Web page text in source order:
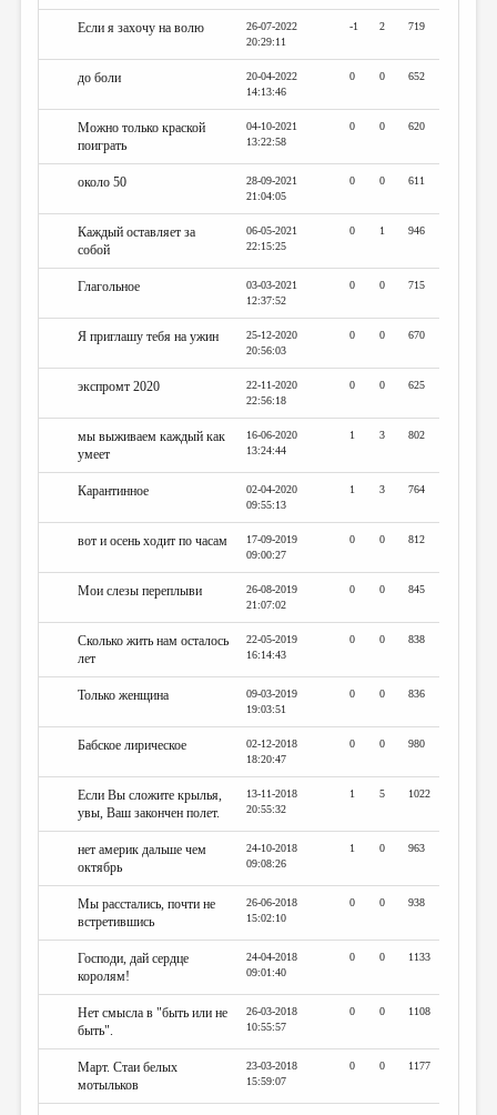
Если я захочу на волю
26-07-2022
20:29:11
-1 2 719
до боли
20-04-2022
14:13:46
0 0 652
Можно только краской
поиграть
04-10-2021
13:22:58
0 0 620
около 50
28-09-2021
21:04:05
0 0 611
Каждый оставляет за
собой
06-05-2021
22:15:25
0 1 946
Глагольное
03-03-2021
12:37:52
0 0 715
Я приглашу тебя на ужин
25-12-2020
20:56:03
0 0 670
экспромт 2020
22-11-2020
22:56:18
0 0 625
мы выживаем каждый как
умеет
16-06-2020
13:24:44
1 3 802
Карантинное
02-04-2020
09:55:13
1 3 764
вот и осень ходит по часам
17-09-2019
09:00:27
0 0 812
Мои слезы переплыви
26-08-2019
21:07:02
0 0 845
Сколько жить нам осталось
лет
22-05-2019
16:14:43
0 0 838
Только женщина
09-03-2019
19:03:51
0 0 836
Бабское лирическое
02-12-2018
18:20:47
0 0 980
Если Вы сложите крылья,
увы, Ваш закончен полет.
13-11-2018
20:55:32
1 5 1022
нет америк дальше чем
октябрь
24-10-2018
09:08:26
1 0 963
Мы расстались, почти не
встретившись
26-06-2018
15:02:10
0 0 938
Господи, дай сердце
королям!
24-04-2018
09:01:40
0 0 1133
Нет смысла в "быть или не
быть".
26-03-2018
10:55:57
0 0 1108
Март. Стаи белых
мотыльков
23-03-2018
15:59:07
0 0 1177